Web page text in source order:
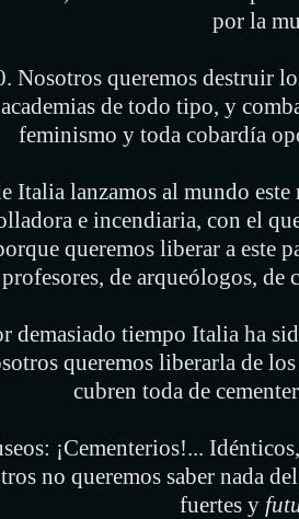
por la
Nosotros queremos destruir
academias de todo tipo, y
feminismo y toda cobardía
Italia lanzamos al mundo
e incendiaria, con el
queremos liberar a este
profesores, de arqueólogos,
demasiado tiempo Italia ha
queremos liberarla de
cubren toda de
¡Cementerios!...
no queremos saber nada
fuertes y